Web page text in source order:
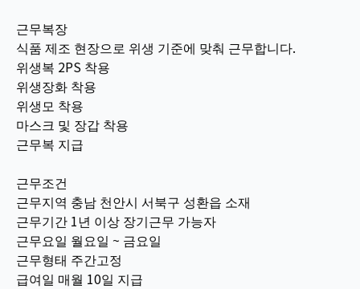
근무복장
식품 제조 현장으로 위생 기준에 맞춰 근무합니다.
위생복 2PS 착용
위생장화 착용
위생모 착용
마스크 및 장갑 착용
근무복 지급
근무조건
근무지역 충남 천안시 서북구 성환읍 소재
근무기간 1년 이상 장기근무 가능자
근무요일 월요일 ~ 금요일
근무형태 주간고정
급여일 매월 10일 지급